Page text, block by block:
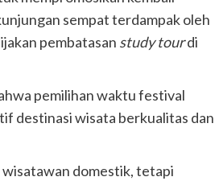
sempat terdampak oleh
pembatasan study tourdi
pemilihan waktu festival
destinasi wisata berkualitas dan
domestik, tetapi